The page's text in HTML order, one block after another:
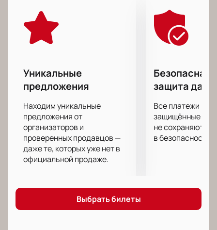
Уникальные
предложения
Находим уникальные
предложения от
организаторов и
проверенных продавцов —
даже те, которых уже нет в
официальной продаже.
Безопасная
защита
Все платежи
защищённые
не сохраняются
в безопасности.
Выбрать билеты